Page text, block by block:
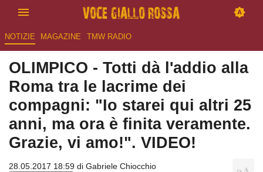
NOTIZIE MAGAZINE TMW RADIO
OLIMPICO - Totti dà l'addio alla
Roma tra le lacrime dei
compagni: "Io starei qui altri 25
anni, ma ora è finita veramente.
Grazie, vi amo!". VIDEO!
28.05.2017 18:59 di Gabriele Chiocchio